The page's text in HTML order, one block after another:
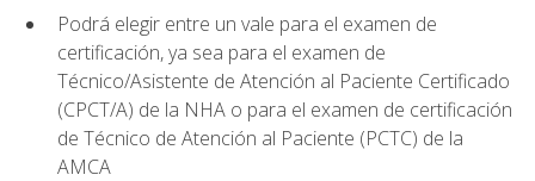
Podrá elegir entre un vale para el examen de
certificación, ya sea para el examen de
Técnico/Asistente de Atención al Paciente Certificado
(CPCT/A) de la NHA o para el examen de certificación
de Técnico de Atención al Paciente (PCTC) de la
AMCA